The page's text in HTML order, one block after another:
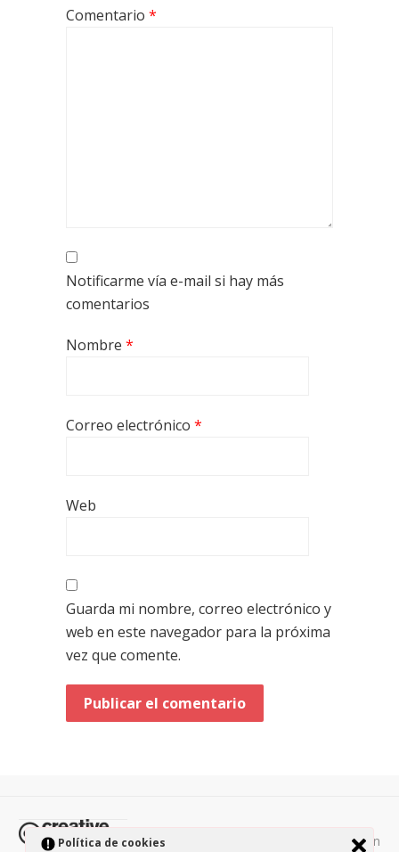
Política de cookies
Comentario *
Notificarme vía e-mail si hay más
comentarios
Nombre *
Correo electrónico *
Web
Guarda mi nombre, correo electrónico y
web en este navegador para la próxima
vez que comente.
Todos los contenidos de esta página están